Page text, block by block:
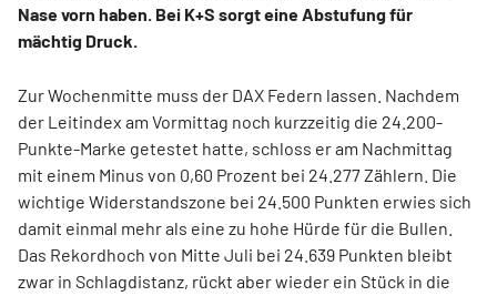
Nase vorn haben. Bei K+S sorgt eine Abstufung für
mächtig Druck.
Zur Wochenmitte muss der DAX Federn lassen. Nachdem
der Leitindex am Vormittag noch kurzzeitig die 24.200-
Punkte-Marke getestet hatte, schloss er am Nachmittag
mit einem Minus von 0,60 Prozent bei 24.277 Zählern. Die
wichtige Widerstandszone bei 24.500 Punkten erwies sich
damit einmal mehr als eine zu hohe Hürde für die Bullen.
Das Rekordhoch von Mitte Juli bei 24.639 Punkten bleibt
zwar in Schlagdistanz, rückt aber wieder ein Stück in die